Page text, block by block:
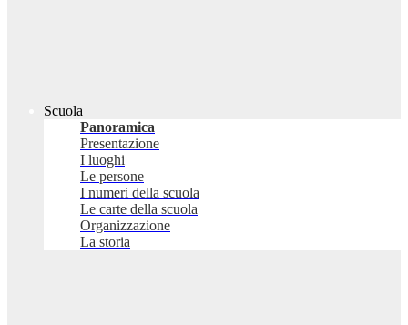
Scuola
Panoramica
Presentazione
I luoghi
Le persone
I numeri della scuola
Le carte della scuola
Organizzazione
La storia